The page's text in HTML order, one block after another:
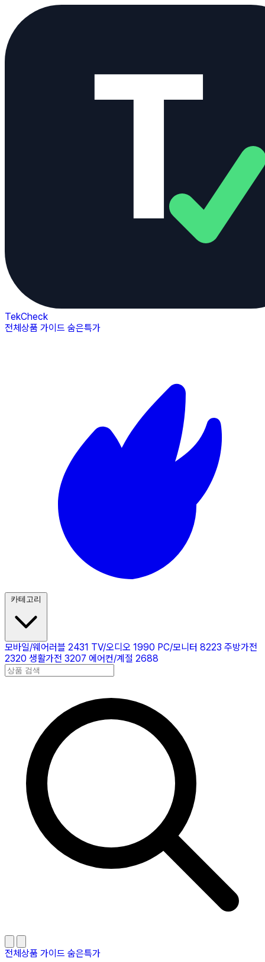
TekCheck
전체상품 가이드 숨은특가
카테고리
모바일/웨어러블 2431 TV/오디오 1990 PC/모니터 8223 주방가전
2320 생활가전 3207 에어컨/계절 2688
전체상품 가이드 숨은특가